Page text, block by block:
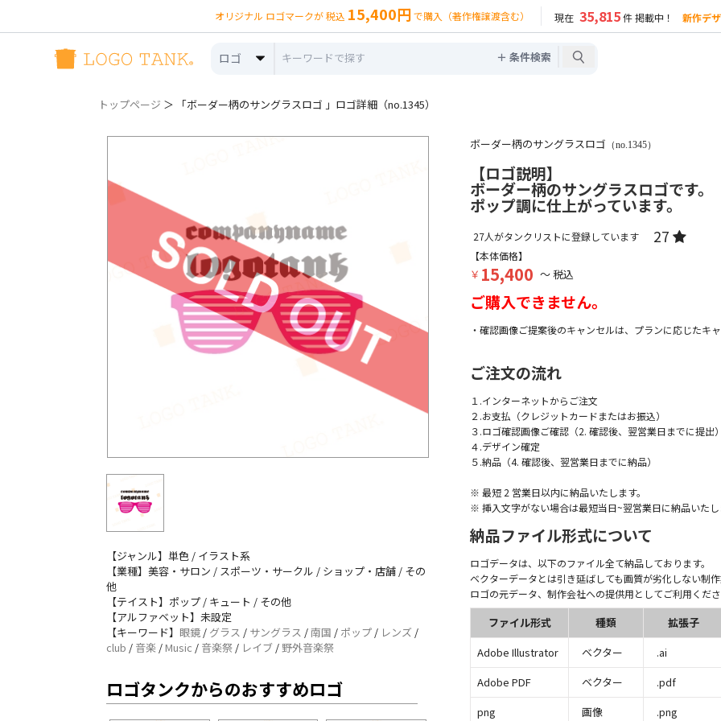
オリジナル ロゴマークが 税込 15,400円 で購入（著作権譲渡含む） 現在 35,815件 掲載中！ 新作デ
ロゴ ＋ 条件検索
トップページ ＞ 「ボーダー柄のサングラスロゴ 」ロゴ詳細（no.1345）
【ジャンル】単色 / イラスト系
【業種】美容・サロン / スポーツ・サークル / ショップ・店舗 / その
他
【テイスト】ポップ / キュート / その他
【アルファベット】未設定
【キーワード】 眼鏡 / グラス / サングラス /南国 / ポップ / レンズ /
club / 音楽 /Music / 音楽祭 / レイブ /野外音楽祭
ロゴタンクからのおすすめロゴ
ボーダー柄のサングラスロゴ （no.1345）
【ロゴ説明】
ボーダー柄のサングラスロゴです。
ポップ調に仕上がっています。
27人がタンクリストに登録しています 27
【本体価格】
￥ 15,400 ～ 税込
ご購入できません。
・確認画像ご提案後のキャンセルは、プランに応じたキ
ご注文の流れ
１.インターネットからご注文
２.お支払（クレジットカードまたはお振込）
３.ロゴ確認画像ご確認（2. 確認後、翌営業日までに提出）
４.デザイン確定
５.納品（4. 確認後、翌営業日までに納品）
※ 最短 2 営業日以内に納品いたします。
※ 挿入文字がない場合は最短当日~翌営業日に納品いたし
納品ファイル形式について
ロゴデータは、以下のファイル全て納品しております。
ベクターデータとは引き延ばしても画質が劣化しない制作
ロゴの元データ、制作会社への提供用としてご利用くださ
ファイル形式 種類
拡張子
Adobe Illustrator
ベクター
.ai
Adobe PDF
ベクター
.pdf
png
画像
.png